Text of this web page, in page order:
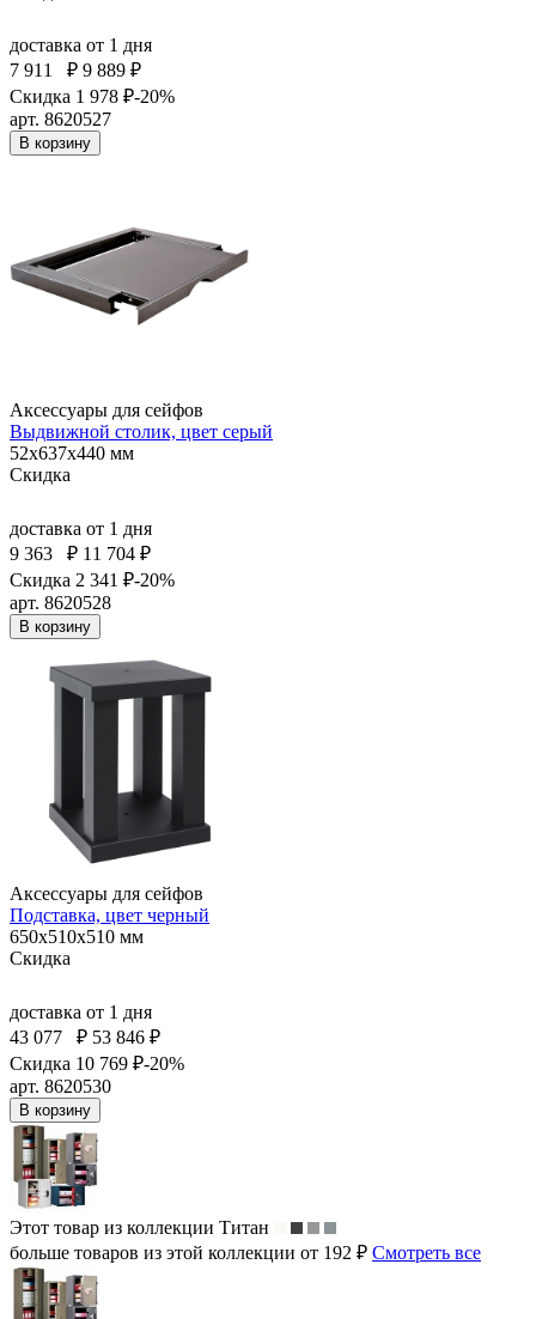
доставка от 1 дня
7 911
₽ 9 889 ₽
Скидка 1 978 ₽-20%
арт. 8620527
В корзину
Аксессуары для сейфов
Выдвижной столик, цвет серый
52x637x440 мм
Скидка
доставка от 1 дня
9 363
₽ 11 704 ₽
Скидка 2 341 ₽-20%
арт. 8620528
В корзину
Аксессуары для сейфов
Подставка, цвет черный
650x510x510 мм
Скидка
доставка от 1 дня
43 077
₽ 53 846 ₽
Скидка 10 769 ₽-20%
арт. 8620530
В корзину
Этот товар из коллекции Титан
больше товаров из этой коллекции от 192 ₽ Смотреть все